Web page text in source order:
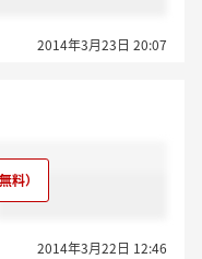
2014年3月23日 20:07
2014年3月22日 12:46